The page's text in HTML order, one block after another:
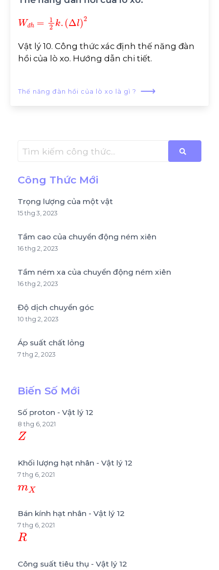
đ
W 12k (∆ )2
Vật lý 10. Công thức xác định thế năng đàn
hồi của lò xo. Hướng dẫn chi tiết.
Thế năng đàn hồi của lò xo là gì ? ⟶
Công Thức Mới
Trọng lượng của một vật
15 thg 3, 2023
Tầm cao của chuyển động ném xiên
16 thg 2, 2023
Tầm ném xa của chuyển động ném xiên
16 thg 2, 2023
Độ dịch chuyển góc
10 thg 2, 2023
Áp suất chất lỏng
7 thg 2, 2023
Biến Số Mới
Số proton - Vật lý 12
8 thg 6, 2021
Z
Khối lượng hạt nhân - Vật lý 12
7 thg 6, 2021
mX
Bán kính hạt nhân - Vật lý 12
7 thg 6, 2021
R
Công suất tiêu thụ - Vật lý 12